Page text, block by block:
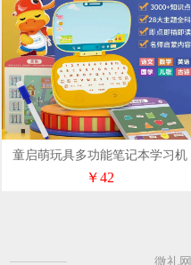
童启萌玩具多功能笔记本学习机
LQ-257
￥42
微礼